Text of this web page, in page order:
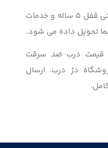
این درب ۲۵ روزه و با گارانتی قفل ۵ ساله و خدمات
قیمت درب ضد سرقت
دژ درب. ارسال